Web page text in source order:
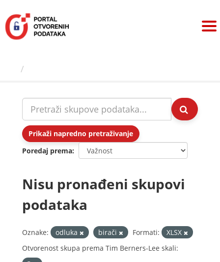
sadržaj
Prikaži napredno pretraživanje
Poredaj prema
Nisu pronađeni skupovi
podataka
Oznake: odluka birači Formati:
XLSX
Otvorenost skupa prema Tim Berners-Lee skali: